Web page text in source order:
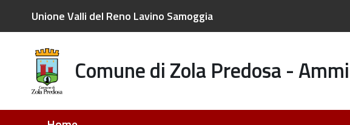
Unione Valli del Reno Lavino Samoggia
Comune di Zola Predosa -